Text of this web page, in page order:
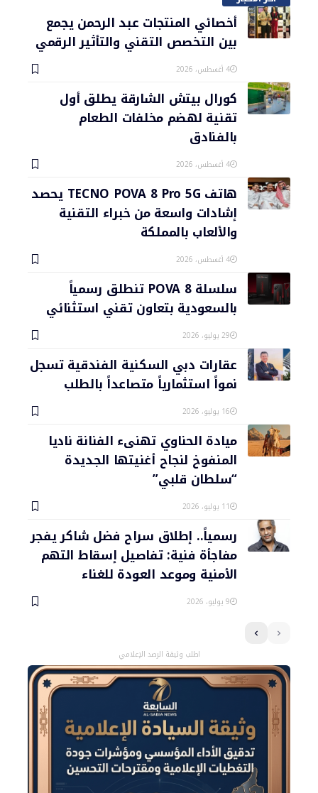
أخصائي المنتجات عبد الرحمن يجمع
بين التخصص التقني والتأثير الرقمي
4 أغسطس، 2026
كورال بيتش الشارقة يطلق أول
تقنية لهضم مخلفات الطعام
بالفنادق
4 أغسطس، 2026
هاتف TECNO POVA 8 Pro 5G يحصد
إشادات واسعة من خبراء التقنية
والألعاب بالمملكة
4 أغسطس، 2026
سلسلة POVA 8 تنطلق رسمياً
بالسعودية بتعاون تقني استثنائي
29 يوليو، 2026
عقارات دبي السكنية الفندقية تسجل
نمواً استثمارياً متصاعداً بالطلب
16 يوليو، 2026
ميادة الحناوي تهنىء الفنانة ناديا
المنفوخ لنجاح أغنيتها الجديدة
“سلطان قلبي”
11 يوليو، 2026
رسمياً.. إطلاق سراح فضل شاكر يفجر
مفاجأة فنية: تفاصيل إسقاط التهم
الأمنية وموعد العودة للغناء
9 يوليو، 2026
اطلب وثيقة الرصد الإعلامي